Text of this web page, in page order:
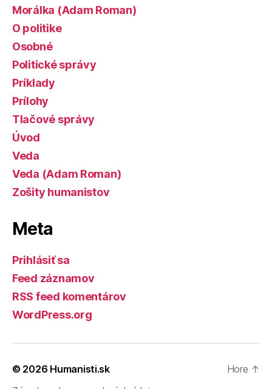
Morálka (Adam Roman)
O politike
Osobné
Politické správy
Príklady
Prílohy
Tlačové správy
Úvod
Veda
Veda (Adam Roman)
Zošity humanistov
Meta
Prihlásiť sa
Feed záznamov
RSS feed komentárov
WordPress.org
© 2026 Humanisti.sk
Hore ↑